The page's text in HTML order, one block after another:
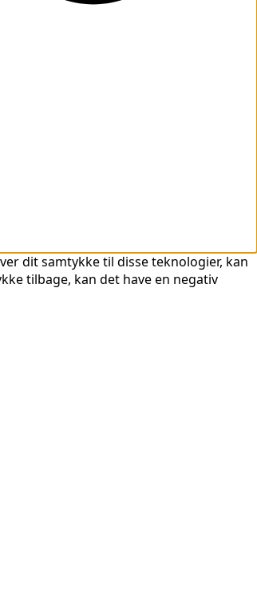
dit samtykke til disse teknologier, kan
tilbage, kan det have en negativ